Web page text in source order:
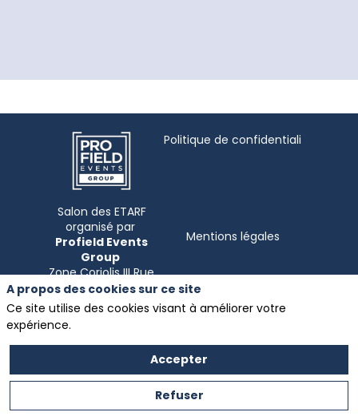
Salon des ETARF
organisé par
Profield Events
Group
Zone Coriolis III Rue
Evariste Galois
Politique de confidentialité
Mentions légales
A propos des cookies sur ce site
Ce site utilise des cookies visant à améliorer votre
expérience.
Accepter
Refuser